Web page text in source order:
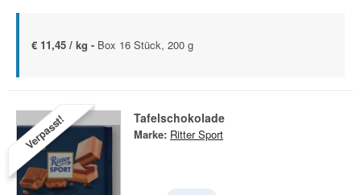
€ 11,45 / kg - Box 16 Stück, 200 g
Verpasst! Tafelschokolade
Marke: Ritter Sport